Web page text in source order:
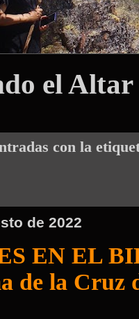
el Altar
con la
de 2022
EN EL
de la Cruz